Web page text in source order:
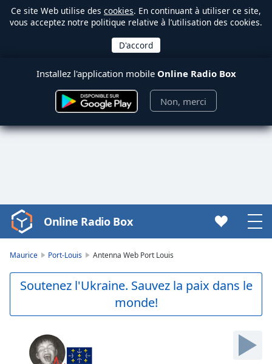
Ce site Web utilise des cookies. En continuant à utiliser ce site,
vous acceptez notre politique relative à l’utilisation des cookies.
Installez l'application mobile Online Radio Box
Non, merci
Video
Player
Play
Video
Skip
Forward
Online Radio Box
Maurice Port-Louis Antenna Web Port Louis
Soutenez l'Ukraine. Sauvez la paix dans le
monde!